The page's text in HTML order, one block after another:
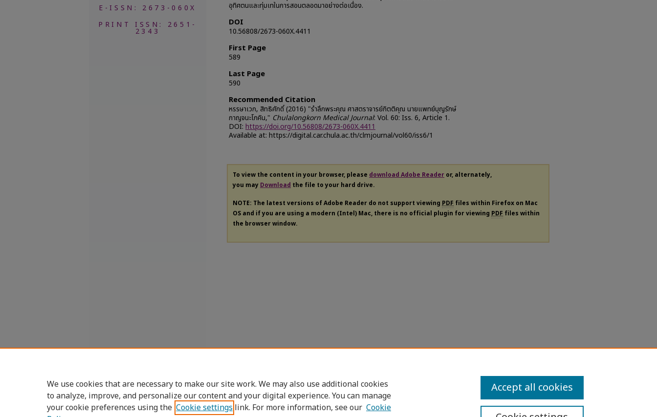
อุทิศตนและทุ่มเทในการสอนตลอดมาอย่างต่อเนื่อง.
DOI
10.56808/2673-060X.4411
First Page
589
Last Page
590
Recommended Citation
หรรษาเวก, สิทธิศักดิ์ (2016) "รำลึกพระคุณ ศาสตราจารย์กิตติคุณ นายแพทย์บุญรักษ์
กาญจนะโภคิน," Chulalongkorn Medical Journal: Vol. 60: Iss. 6, Article 1.
DOI: https://doi.org/10.56808/2673-060X.4411
Available at: https://digital.car.chula.ac.th/clmjournal/vol60/iss6/1
To view the content in your browser, please download Adobe Reader or, alternately,
you may Download the file to your hard drive.
NOTE: The latest versions of Adobe Reader do not support viewing PDF files within Firefox on Mac
OS and if you are using a modern (Intel) Mac, there is no official plugin for viewing PDF files within
the browser window.
E-ISSN: 2673-060X
PRINT ISSN: 2651-
2343
We use cookies that are necessary to make our site work. We may also use additional cookies
to analyze, improve, and personalize our content and your digital experience. You can manage
your cookie preferences using the Cookie settings link. For more information, see our Cookie
Accept all cookies